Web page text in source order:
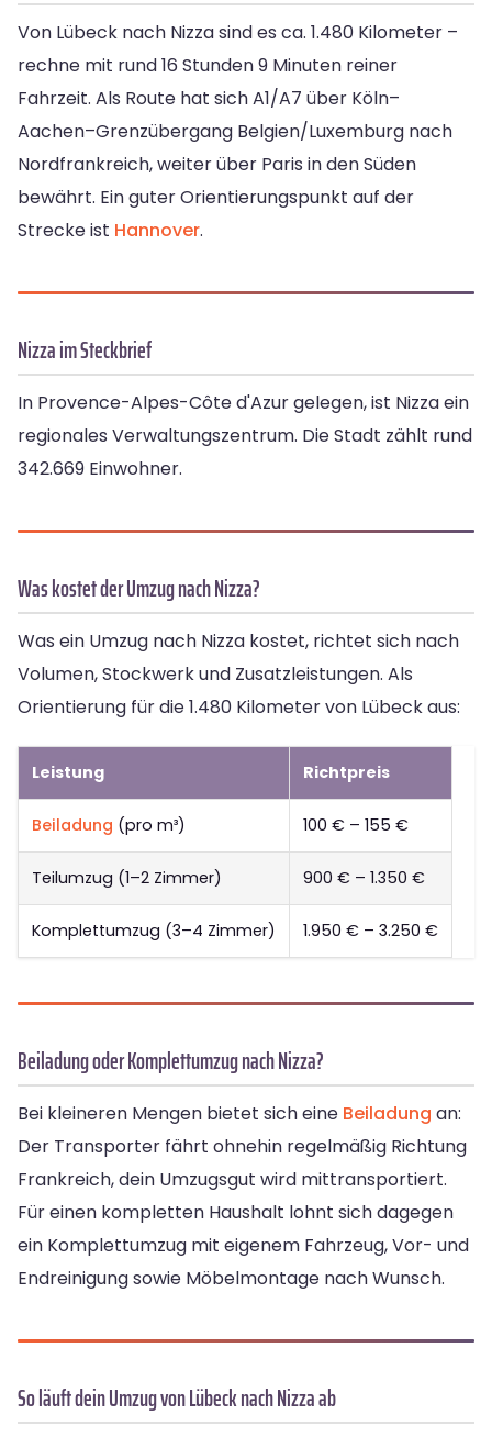
Von Lübeck nach Nizza sind es ca. 1.480 Kilometer –
rechne mit rund 16 Stunden 9 Minuten reiner
Fahrzeit. Als Route hat sich A1/A7 über Köln–
Aachen–Grenzübergang Belgien/Luxemburg nach
Nordfrankreich, weiter über Paris in den Süden
bewährt. Ein guter Orientierungspunkt auf der
Strecke ist Hannover.
Nizza im Steckbrief
In Provence-Alpes-Côte d'Azur gelegen, ist Nizza ein
regionales Verwaltungszentrum. Die Stadt zählt rund
342.669 Einwohner.
Was kostet der Umzug nach Nizza?
Was ein Umzug nach Nizza kostet, richtet sich nach
Volumen, Stockwerk und Zusatzleistungen. Als
Orientierung für die 1.480 Kilometer von Lübeck aus:
Leistung Richtpreis
Beiladung (pro m³) 100 € – 155 €
Teilumzug (1–2 Zimmer) 900 € – 1.350 €
Komplettumzug (3–4 Zimmer) 1.950 € – 3.250 €
Beiladung oder Komplettumzug nach Nizza?
Bei kleineren Mengen bietet sich eine Beiladung an:
Der Transporter fährt ohnehin regelmäßig Richtung
Frankreich, dein Umzugsgut wird mittransportiert.
Für einen kompletten Haushalt lohnt sich dagegen
ein Komplettumzug mit eigenem Fahrzeug, Vor- und
Endreinigung sowie Möbelmontage nach Wunsch.
So läuft dein Umzug von Lübeck nach Nizza ab